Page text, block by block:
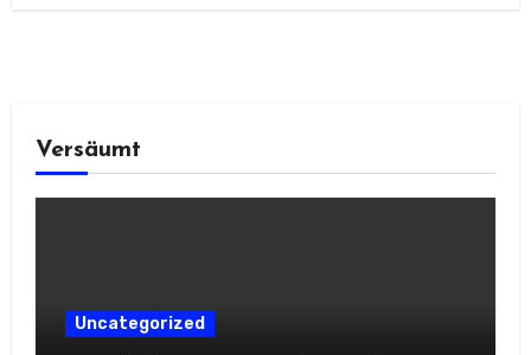
Versäumt
Uncategorized